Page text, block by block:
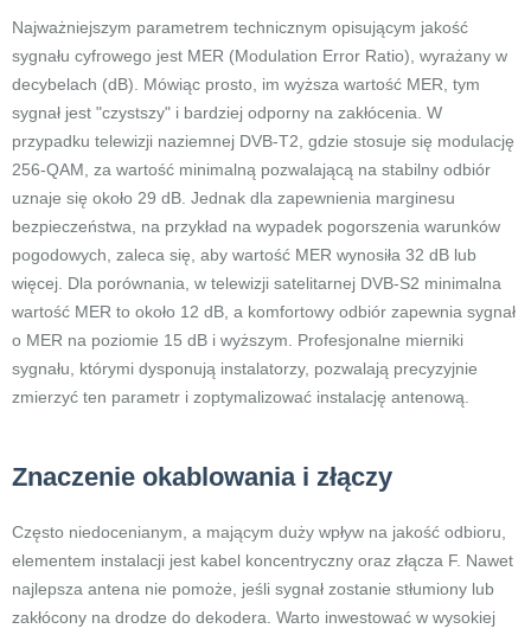
Najważniejszym parametrem technicznym opisującym jakość
sygnału cyfrowego jest MER (Modulation Error Ratio), wyrażany w
decybelach (dB). Mówiąc prosto, im wyższa wartość MER, tym
sygnał jest "czystszy" i bardziej odporny na zakłócenia. W
przypadku telewizji naziemnej DVB-T2, gdzie stosuje się modulację
256-QAM, za wartość minimalną pozwalającą na stabilny odbiór
uznaje się około 29 dB. Jednak dla zapewnienia marginesu
bezpieczeństwa, na przykład na wypadek pogorszenia warunków
pogodowych, zaleca się, aby wartość MER wynosiła 32 dB lub
więcej. Dla porównania, w telewizji satelitarnej DVB-S2 minimalna
wartość MER to około 12 dB, a komfortowy odbiór zapewnia sygnał
o MER na poziomie 15 dB i wyższym. Profesjonalne mierniki
sygnału, którymi dysponują instalatorzy, pozwalają precyzyjnie
zmierzyć ten parametr i zoptymalizować instalację antenową.
Znaczenie okablowania i złączy
Często niedocenianym, a mającym duży wpływ na jakość odbioru,
elementem instalacji jest kabel koncentryczny oraz złącza F. Nawet
najlepsza antena nie pomoże, jeśli sygnał zostanie stłumiony lub
zakłócony na drodze do dekodera. Warto inwestować w wysokiej